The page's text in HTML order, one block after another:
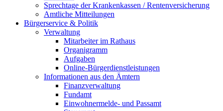
Sprechtage der Krankenkassen / Rentenversicherung
Amtliche Mitteilungen
Bürgerservice & Politik
Verwaltung
Mitarbeiter im Rathaus
Organigramm
Aufgaben
Online-Bürgerdienstleistungen
Informationen aus den Ämtern
Finanzverwaltung
Fundamt
Einwohnermelde- und Passamt